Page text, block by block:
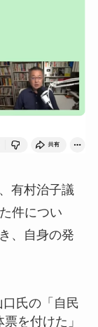
有村治子議
件につい
、自身の発
氏の「自民
を付けた」